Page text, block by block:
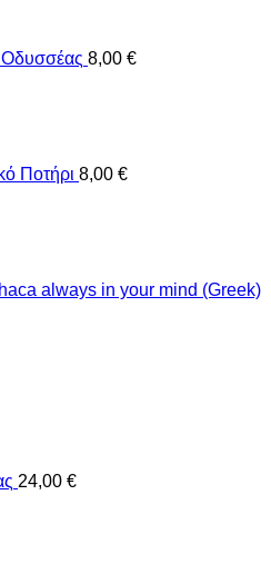
8,00 €
Ποτήρι 8,00 €
always in your mind (Greek)
24,00 €